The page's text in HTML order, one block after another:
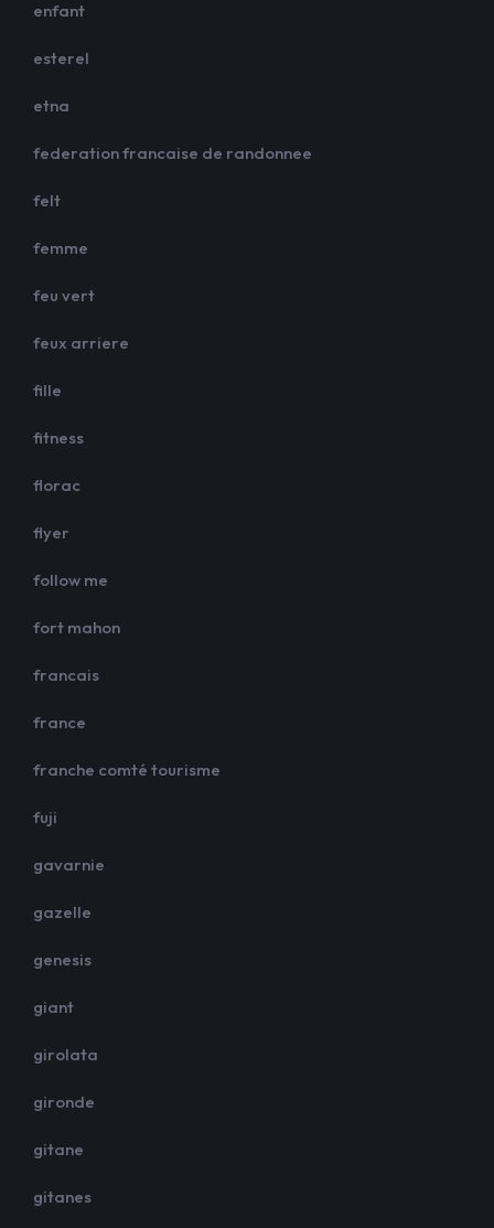
enfant
esterel
etna
federation francaise de randonnee
felt
femme
feu vert
feux arriere
fille
fitness
florac
flyer
follow me
fort mahon
francais
france
franche comté tourisme
fuji
gavarnie
gazelle
genesis
giant
girolata
gironde
gitane
gitanes